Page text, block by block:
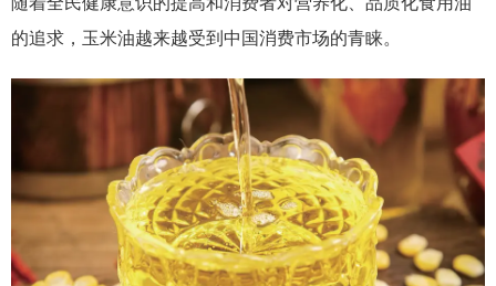
的追求，玉米油越来越受到中国消费市场的青睐。